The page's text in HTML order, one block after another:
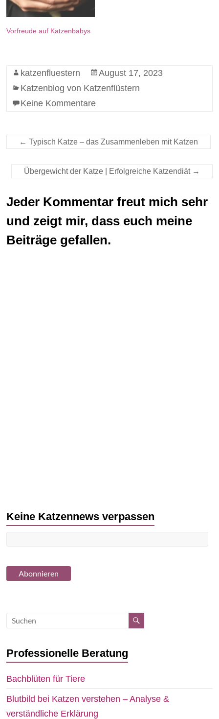
Vorfreude auf Katzenbabys
katzenfluestern
August 17, 2023
Katzenblog von Katzenflüstern
Keine Kommentare
← Typisch Katze – das Zusammenleben mit Katzen
Übergewicht der Katze | Erfolgreiche Katzendiät →
Jeder Kommentar freut mich sehr
und zeigt mir, dass euch meine
Beiträge gefallen.
Keine Katzennews verpassen
Professionelle Beratung
Bachblüten für Tiere
Blutbild bei Katzen verstehen – Analyse &
verständliche Erklärung